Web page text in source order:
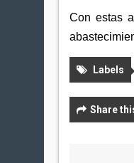
Con estas
Labels
Share